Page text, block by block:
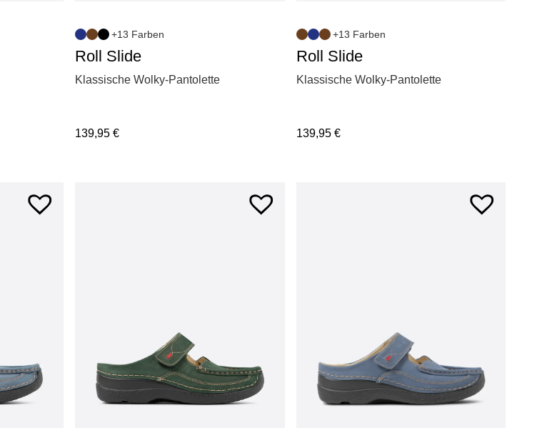
+13 Farben
Roll Slide
Klassische Wolky-Pantolette
139,95€
+13 Farben
Roll Slide
Klassische Wolky-Pantolette
139,95 €